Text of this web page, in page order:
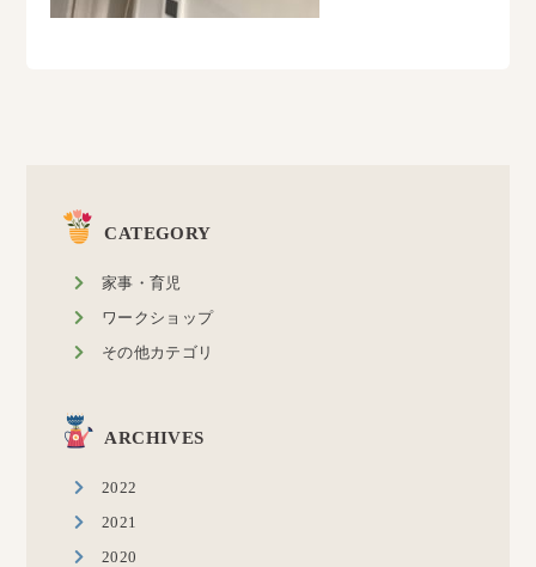
CATEGORY
家事・育児
ワークショップ
その他カテゴリ
ARCHIVES
2022
2021
2020